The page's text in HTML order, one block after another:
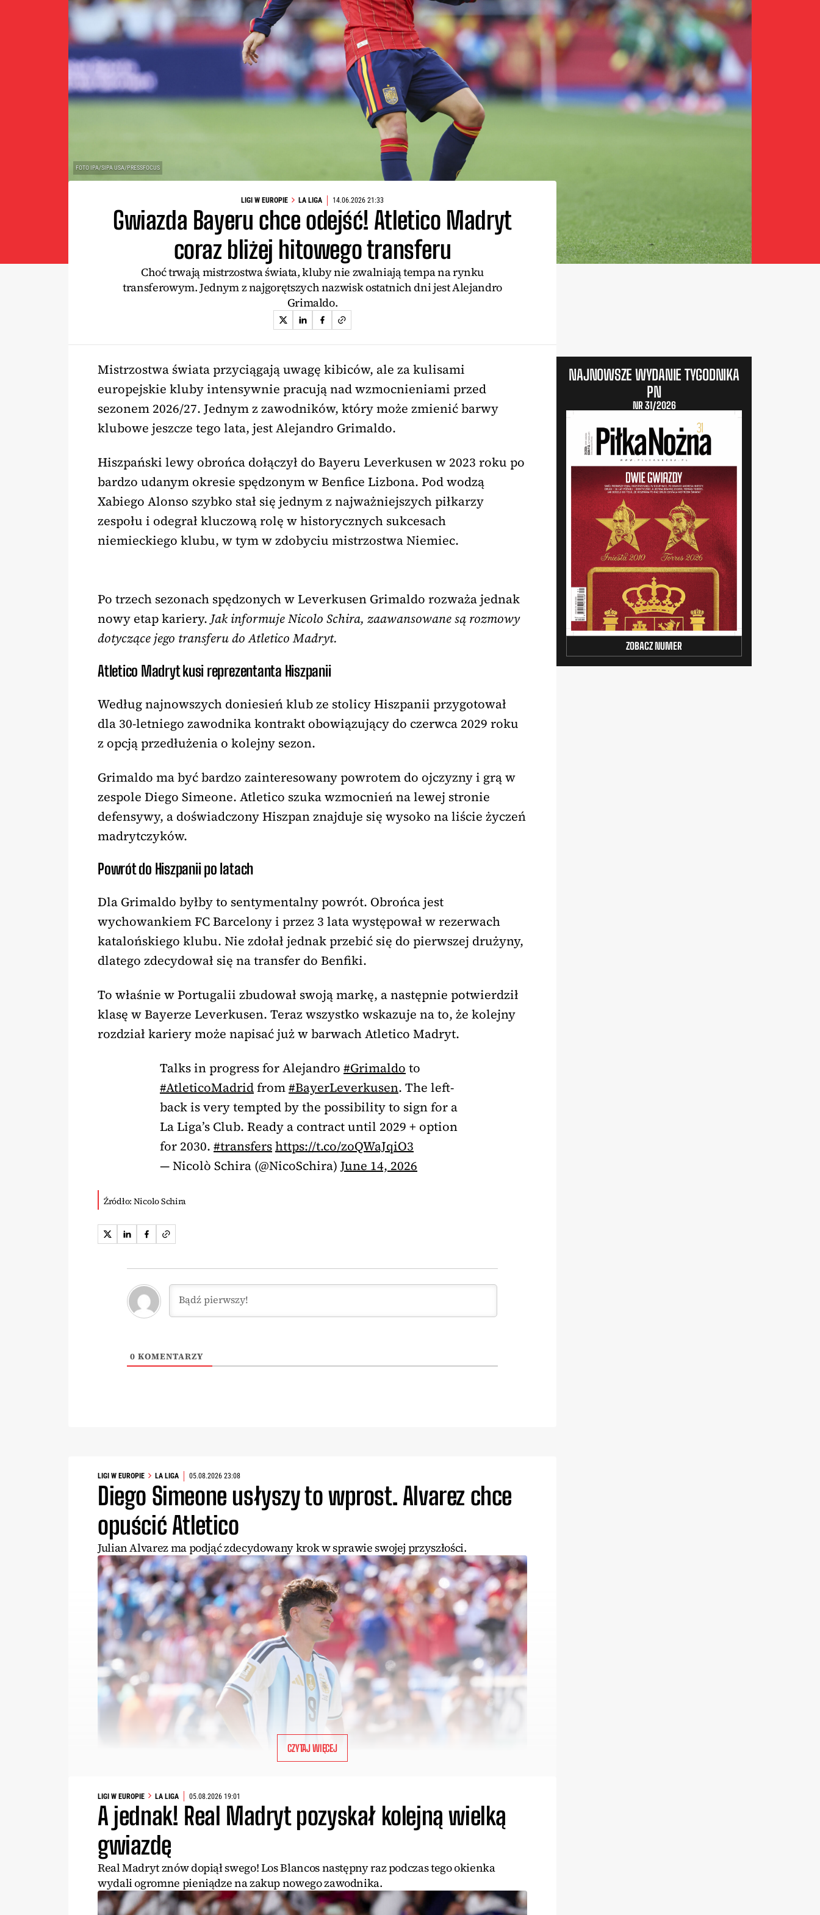
FOTO IPA/SIPA USA/PRESSFOCUS
LIGI W EUROPIE LA LIGA 14.06.2026 21:33
Gwiazda Bayeru chce odejść! Atletico Madryt
coraz bliżej hitowego transferu
Choć trwają mistrzostwa świata, kluby nie zwalniają tempa na rynku
transferowym. Jednym z najgorętszych nazwisk ostatnich dni jest Alejandro
Grimaldo.
Mistrzostwa świata przyciągają uwagę kibiców, ale za kulisami
europejskie kluby intensywnie pracują nad wzmocnieniami przed
sezonem 2026/27. Jednym z zawodników, który może zmienić barwy
klubowe jeszcze tego lata, jest Alejandro Grimaldo.
Hiszpański lewy obrońca dołączył do Bayeru Leverkusen w 2023 roku po
bardzo udanym okresie spędzonym w Benfice Lizbona. Pod wodzą
Xabiego Alonso szybko stał się jednym z najważniejszych piłkarzy
zespołu i odegrał kluczową rolę w historycznych sukcesach
niemieckiego klubu, w tym w zdobyciu mistrzostwa Niemiec.
Po trzech sezonach spędzonych w Leverkusen Grimaldo rozważa jednak
nowy etap kariery.Jak informuje Nicolo Schira, zaawansowane są rozmowy
dotyczące jego transferu do Atletico Madryt.
Atletico Madryt kusi reprezentanta Hiszpanii
Według najnowszych doniesień klub ze stolicy Hiszpanii przygotował
dla 30-letniego zawodnika kontrakt obowiązujący do czerwca 2029 roku
z opcją przedłużenia o kolejny sezon.
Grimaldo ma być bardzo zainteresowany powrotem do ojczyzny i grą w
zespole Diego Simeone. Atletico szuka wzmocnień na lewej stronie
defensywy, a doświadczony Hiszpan znajduje się wysoko na liście życzeń
madrytczyków.
Powrót do Hiszpanii po latach
Dla Grimaldo byłby to sentymentalny powrót. Obrońca jest
wychowankiem FC Barcelony i przez 3 lata występował w rezerwach
katalońskiego klubu. Nie zdołał jednak przebić się do pierwszej drużyny,
dlatego zdecydował się na transfer do Benfiki.
To właśnie w Portugalii zbudował swoją markę, a następnie potwierdził
klasę w Bayerze Leverkusen. Teraz wszystko wskazuje na to, że kolejny
rozdział kariery może napisać już w barwach Atletico Madryt.
Talks in progress for Alejandro #Grimaldo to
#AtleticoMadridfrom#BayerLeverkusen. The left-
back is very tempted by the possibility to sign for a
La Liga’s Club. Ready a contract until 2029 + option
for 2030. #transfershttps://t.co/zoQWaJqiO3
— Nicolò Schira (@NicoSchira) June 14, 2026
Źródło: Nicolo Schira
0 KOMENTARZY
NAJNOWSZE WYDANIE TYGODNIKA
PN
NR 31/2026
ZOBACZ NUMER
LIGI W EUROPIE LA LIGA 05.08.2026 23:08
Diego Simeone usłyszy to wprost. Alvarez chce
opuścić Atletico
Julian Alvarez ma podjąć zdecydowany krok w sprawie swojej przyszłości.
CZYTAJ WIĘCEJ
LIGI W EUROPIE LA LIGA 05.08.2026 19:01
A jednak! Real Madryt pozyskał kolejną wielką
gwiazdę
Real Madryt znów dopiął swego! Los Blancos następny raz podczas tego okienka
wydali ogromne pieniądze na zakup nowego zawodnika.